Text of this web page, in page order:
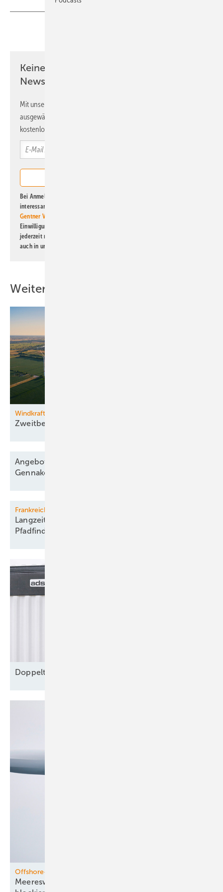
Keine Zeit? Kein Problem mit dem ERE
Newsletter!
Mit unserem Newsletter erhalten Sie regelmäßig von uns
ausgewählte Informationen und Neuigkeiten, gebündelt und
kostenlos direkt ins Postfach.
Bei Anmeldung zu diesem Newsletter bin ich damit einverstanden, über
interessante Verlags- und Online-Angebote
Gentner Verlag GmbH & Co. KG
Einwilligung kann ich jederzeit widerrufen und eine Abmeldung ist
jederzeit möglich. Informationen zum Umgang mit Daten finden Sie
auch in unserer
Weitere Inhalte
Windkraftzubau
Zweitbestes
Angebote für Windparkbau senken Vergütung,
Gennaker
Frankreich
Langzeit-Atomkraft gegen Grünstrom auf
Pfadfinderkurs
Doppelte Netzentgelte für
Offshore-Windenergie
Meereswindkraft-Organisation für Rückgabe